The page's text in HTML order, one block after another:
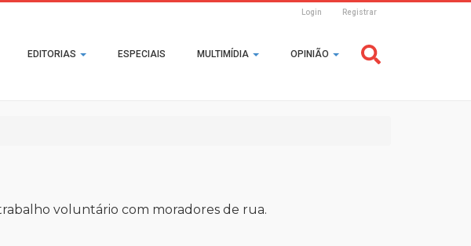
Login Registrar
EDITORIAS ESPECIAIS MULTIMÍDIA OPINIÃO
voluntário com moradores de rua.